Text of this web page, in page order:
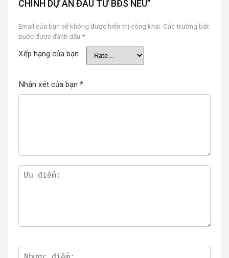
CHÍNH DỰ ÁN ĐẦU TƯ BĐS NEU”
Email của bạn sẽ không được hiển thị công khai. Các trường bắt
buộc được đánh dấu *
Xếp hạng của bạn
Nhận xét của bạn *